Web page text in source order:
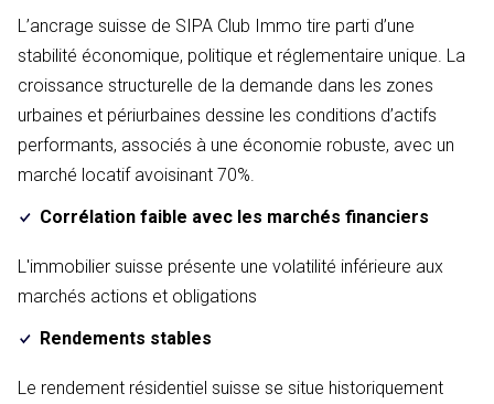
L’ancrage suisse de SIPA Club Immo tire parti d’une
stabilité économique, politique et réglementaire unique. La
croissance structurelle de la demande dans les zones
urbaines et périurbaines dessine les conditions d’actifs
performants, associés à une économie robuste, avec un
marché locatif avoisinant 70%.
Corrélation faible avec les marchés financiers
L'immobilier suisse présente une volatilité inférieure aux
marchés actions et obligations
Rendements stables
Le rendement résidentiel suisse se situe historiquement